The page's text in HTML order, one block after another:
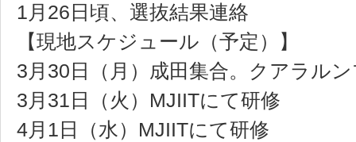
1月26日頃、選抜結果連絡
【現地スケジュール（予定）】
3月30日（月）成田集合。クアラル
3月31日（火）MJIITにて研修
4月1日（水）MJIITにて研修